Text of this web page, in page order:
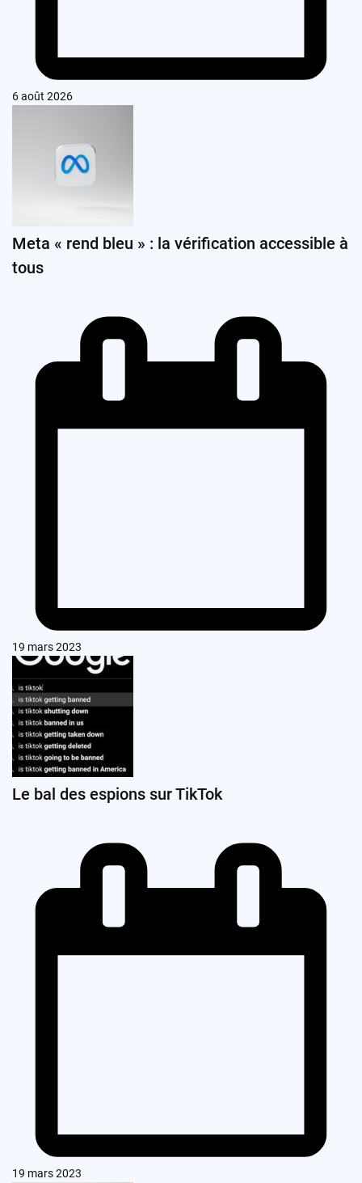
6 août 2026
Meta « rend bleu » : la vérification accessible à
tous
19 mars 2023
Le bal des espions sur TikTok
19 mars 2023